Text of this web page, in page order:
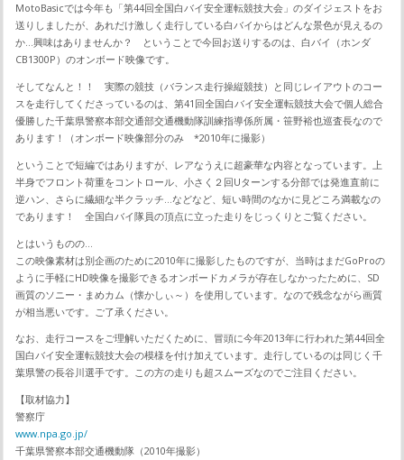
MotoBasicでは今年も「第44回全国白バイ安全運転競技大会」のダイジェストをお
送りしましたが、あれだけ激しく走行している白バイからはどんな景色が見えるの
か…興味はありませんか？ ということで今回お送りするのは、白バイ（ホンダ
CB1300P）のオンボード映像です。
そしてなんと！！ 実際の競技（バランス走行操縦競技）と同じレイアウトのコー
スを走行してくださっているのは、第41回全国白バイ安全運転競技大会で個人総合
優勝した千葉県警察本部交通部交通機動隊訓練指導係所属・笹野裕也巡査長なので
あります！（オンボード映像部分のみ *2010年に撮影）
ということで短編ではありますが、レアなうえに超豪華な内容となっています。上
半身でフロント荷重をコントロール、小さく２回Uターンする分部では発進直前に
逆ハン、さらに繊細な半クラッチ…などなど、短い時間のなかに見どころ満載なの
であります！ 全国白バイ隊員の頂点に立った走りをじっくりとご覧ください。
とはいうものの…
この映像素材は別企画のために2010年に撮影したものですが、当時はまだGoProの
ように手軽にHD映像を撮影できるオンボードカメラが存在しなかったために、SD
画質のソニー・まめカム（懐かしぃ～）を使用しています。なので残念ながら画質
が相当悪いです。ご了承ください。
なお、走行コースをご理解いただくために、冒頭に今年2013年に行われた第44回全
国白バイ安全運転競技大会の模様を付け加えています。走行しているのは同じく千
葉県警の長谷川選手です。この方の走りも超スムーズなのでご注目ください。
【取材協力】
警察庁
www.npa.go.jp/
千葉県警察本部交通機動隊（2010年撮影）